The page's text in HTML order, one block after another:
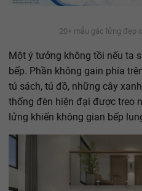
20+ mẫu gác lửng đẹp
Một ý tưởng không tồi nếu ta
bếp. Phần không gain phía
tủ sách, tủ đồ, những cây
thống đèn hiện đại được treo
lửng khiến không gian bếp